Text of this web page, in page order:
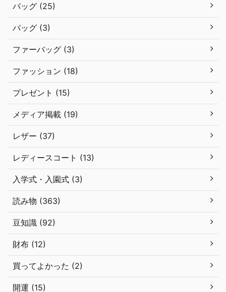
バッグ (25)
バッグ (3)
ファーバッグ (3)
ファッション (18)
プレゼント (15)
メディア掲載 (19)
レザー (37)
レディースコート (13)
入学式・入園式 (3)
読み物 (363)
豆知識 (92)
財布 (12)
買ってよかった (2)
開運 (15)